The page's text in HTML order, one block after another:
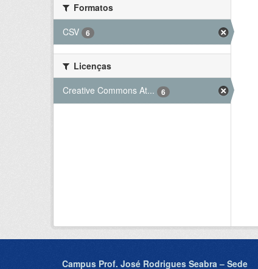
Formatos
CSV
6
Licenças
Creative Commons At...
6
Campus Prof. José Rodrigues Seabra – Sede